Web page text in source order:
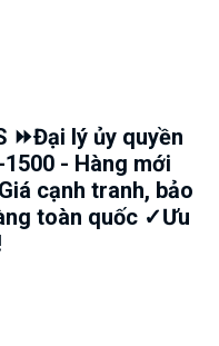
⏩Đại lý ủy quyền
- Hàng mới
cạnh tranh, bảo
toàn quốc ✓Ưu